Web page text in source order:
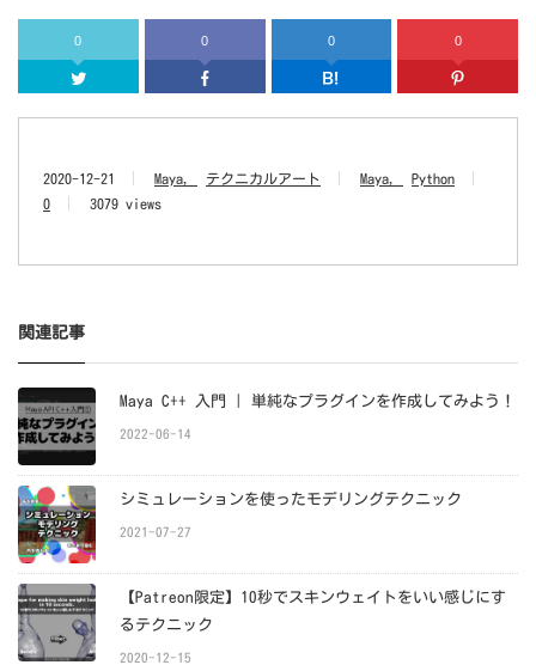
0
Twitter
0
Facebook
0
はてなブッ
0
2020-12-21 Maya テクニカルアート Maya
Python
0
3079 views
関連記事
Maya C++ 入門 | 単純なプラグインを作成してみよう！
2022-06-14
シミュレーションを使ったモデリングテクニック
2021-07-27
【Patreon限定】10秒でスキンウェイトをいい感じにす
るテクニック
2020-12-15